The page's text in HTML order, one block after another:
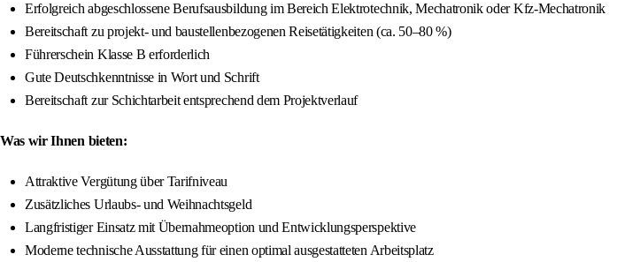
Erfolgreich abgeschlossene Berufsausbildung im Bereich Elektrotechnik, Mechatronik oder Kfz-Mechatronik
Bereitschaft zu projekt- und baustellenbezogenen Reisetätigkeiten (ca. 50–80 %)
Führerschein Klasse B erforderlich
Gute Deutschkenntnisse in Wort und Schrift
Bereitschaft zur Schichtarbeit entsprechend dem Projektverlauf
Was wir Ihnen bieten:
Attraktive Vergütung über Tarifniveau
Zusätzliches Urlaubs- und Weihnachtsgeld
Langfristiger Einsatz mit Übernahmeoption und Entwicklungsperspektive
Moderne technische Ausstattung für einen optimal ausgestatteten Arbeitsplatz